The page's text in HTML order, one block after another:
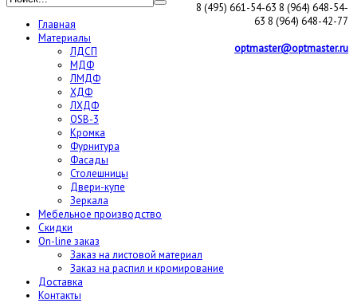
8 (495) 661-54-63 8 (964) 648-54-
63 8 (964) 648-42-77
optmaster@optmaster.ru
Главная
Материалы
ЛДСП
МДФ
ЛМДФ
ХДФ
ЛХДФ
OSB-3
Кромка
Фурнитура
Фасады
Столешницы
Двери-купе
Зеркала
Мебельное производство
Скидки
On-line заказ
Заказ на листовой материал
Заказ на распил и кромирование
Доставка
Контакты